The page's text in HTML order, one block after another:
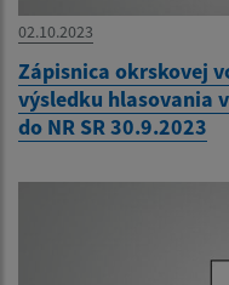
02.10.2023
Zápisnica okrskovej
výsledku hlasovania
do NR SR 30.9.2023